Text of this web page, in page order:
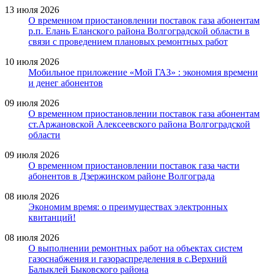
13 июля 2026
О временном приостановлении поставок газа абонентам
р.п. Елань Еланского района Волгоградской области в
связи с проведением плановых ремонтных работ
10 июля 2026
Мобильное приложение «Мой ГАЗ» : экономия времени
и денег абонентов
09 июля 2026
О временном приостановлении поставок газа абонентам
ст.Аржановской Алексеевского района Волгоградской
области
09 июля 2026
О временном приостановлении поставок газа части
абонентов в Дзержинском районе Волгограда
08 июля 2026
Экономим время: о преимуществах электронных
квитанций!
08 июля 2026
О выполнении ремонтных работ на объектах систем
газоснабжения и газораспределения в с.Верхний
Балыклей Быковского района